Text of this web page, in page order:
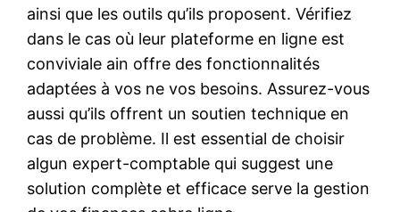
ainsi que les outils qu’ils proposent. Vérifiez
dans le cas où leur plateforme en ligne est
conviviale ain offre des fonctionnalités
adaptées à vos ne vos besoins. Assurez-vous
aussi qu’ils offrent un soutien technique en
cas de problème. Il est essential de choisir
algun expert-comptable qui suggest une
solution complète et efficace serve la gestion